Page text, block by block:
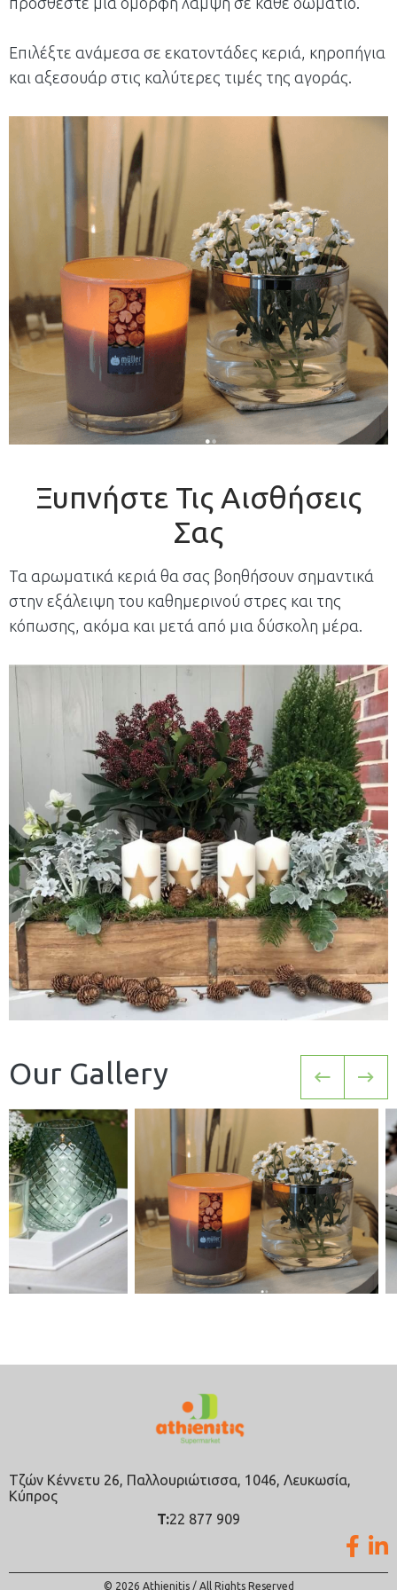
Επιλέξτε ανάμεσα σε εκατοντάδες κεριά, κηροπήγια
και αξεσουάρ στις καλύτερες τιμές της αγοράς.
Ξυπνήστε Τις Αισθήσεις
Σας
Τα αρωματικά κεριά θα σας βοηθήσουν σημαντικά
στην εξάλειψη του καθημερινού στρες και της
κόπωσης, ακόμα και μετά από μια δύσκολη μέρα.
Our Gallery
Τζών Κέννετυ 26, Παλλουριώτισσα, 1046, Λευκωσία,
Κύπρος
T:22 877 909
© 2026 Athienitis / All Rights Reserved